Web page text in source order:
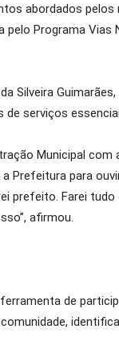
abordados
Programa
Silveira
de serviços
Municipal
Prefeitura para
Farei
afirmou.
de